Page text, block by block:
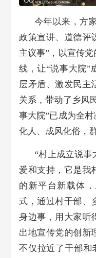
今年以来，方
政策宣讲、道德评
主议事”，以宣传
线，让“说事大院”
层矛盾、激发民主
关系，带动了乡风
事大院”已成为全
化人、成风化俗，
“村上成立说
爱和支持，它是我
的新平台新载体
式，通过村干部、
身边事，用大家听
出地宣传党的创新
不仅拉近了干部和